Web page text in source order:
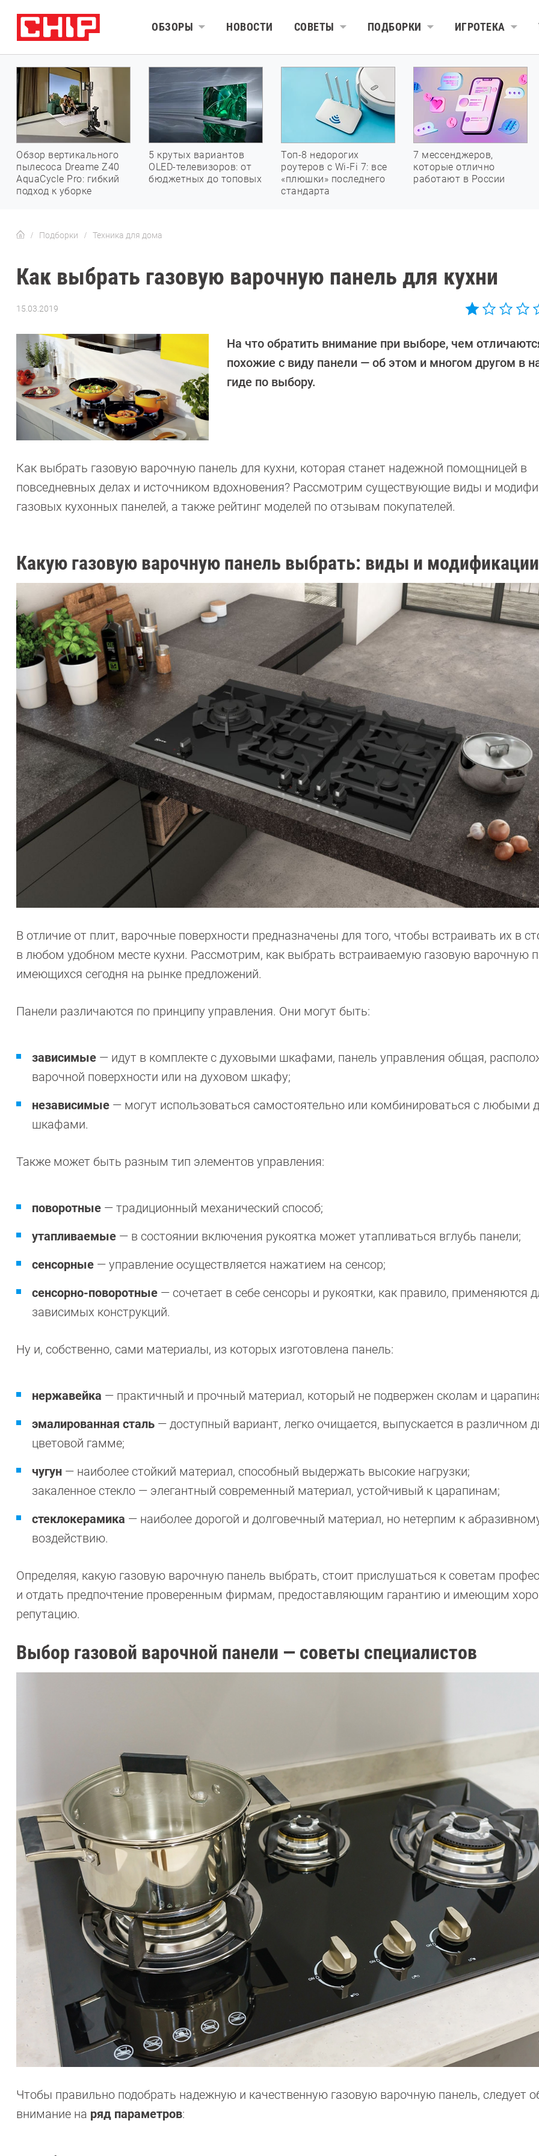
ОБЗОРЫ НОВОСТИ СОВЕТЫ ПОДБОРКИ ИГРОТЕКА
Обзор вертикального
пылесоса Dreame Z40
AquaCycle Pro: гибкий
подход к уборке
5 крутых вариантов
OLED-телевизоров: от
бюджетных до топовых
Топ-8 недорогих
роутеров с Wi-Fi 7: все
«плюшки» последнего
стандарта
7 мессенджеров,
которые отлично
работают в России
Подборки Техника для дома
Как выбрать газовую варочную панель для кухни
15.03.2019
На что обратить внимание при выборе, чем
похожие с виду панели — об этом и многом другом в
гиде по выбору.
Как выбрать газовую варочную панель для кухни, которая станет надежной помощницей в
повседневных делах и источником вдохновения? Рассмотрим существующие виды и
газовых кухонных панелей, а также рейтинг моделей по отзывам покупателей.
Какую газовую варочную панель выбрать: виды и модификации
В отличие от плит, варочные поверхности предназначены для того, чтобы встраивать их в
в любом удобном месте кухни. Рассмотрим, как выбрать встраиваемую газовую варочную
имеющихся сегодня на рынке предложений.
Панели различаются по принципу управления. Они могут быть:
зависимые — идут в комплекте с духовыми шкафами, панель управления общая,
варочной поверхности или на духовом шкафу;
независимые — могут использоваться самостоятельно или комбинироваться с любыми
шкафами.
Также может быть разным тип элементов управления:
поворотные — традиционный механический способ;
утапливаемые — в состоянии включения рукоятка может утапливаться вглубь панели;
сенсорные — управление осуществляется нажатием на сенсор;
сенсорно-поворотные — сочетает в себе сенсоры и рукоятки, как правило, применяются
зависимых конструкций.
Ну и, собственно, сами материалы, из которых изготовлена панель:
нержавейка — практичный и прочный материал, который не подвержен сколам и
эмалированная сталь — доступный вариант, легко очищается, выпускается в различном
цветовой гамме;
чугун — наиболее стойкий материал, способный выдержать высокие нагрузки;
закаленное стекло — элегантный современный материал, устойчивый к царапинам;
стеклокерамика — наиболее дорогой и долговечный материал, но нетерпим к
воздействию.
Определяя, какую газовую варочную панель выбрать, стоит прислушаться к советам
и отдать предпочтение проверенным фирмам, предоставляющим гарантию и имеющим
репутацию.
Выбор газовой варочной панели — советы специалистов
Чтобы правильно подобрать надежную и качественную газовую варочную панель, следует
внимание на ряд параметров: